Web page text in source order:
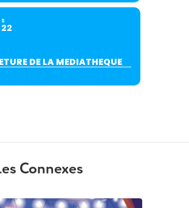
S
22
DE LA MEDIATHEQUE
Connexes